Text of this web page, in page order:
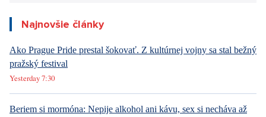
Najnovšie články
Ako Prague Pride prestal šokovať. Z kultúrnej vojny sa stal bežný
pražský festival
Yesterday 7:30
Beriem si mormóna: Nepije alkohol ani kávu, sex si necháva až